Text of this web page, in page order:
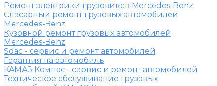
Ремонт электрики грузовиков Mercedes-Benz
Слесарный ремонт грузовых автомобилей
Mercedes-Benz
Кузовной ремонт грузовых автомобилей
Mercedes-Benz
Sdac - сервис и ремонт автомобилей
Гарантия на автомобиль
КАМАЗ Компас - сервис и ремонт автомобилей
Техническое обслуживание грузовых